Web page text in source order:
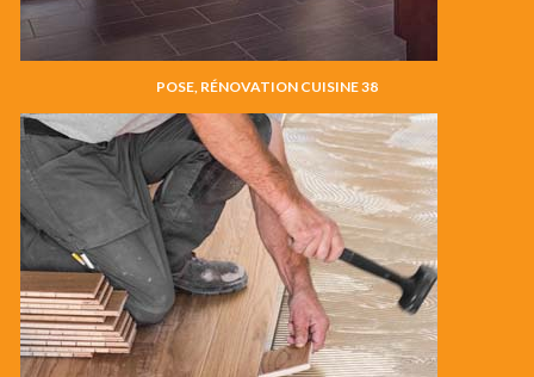
POSE, RÉNOVATION CUISINE 38